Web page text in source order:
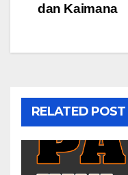
dan Kaimana
RELATED POST